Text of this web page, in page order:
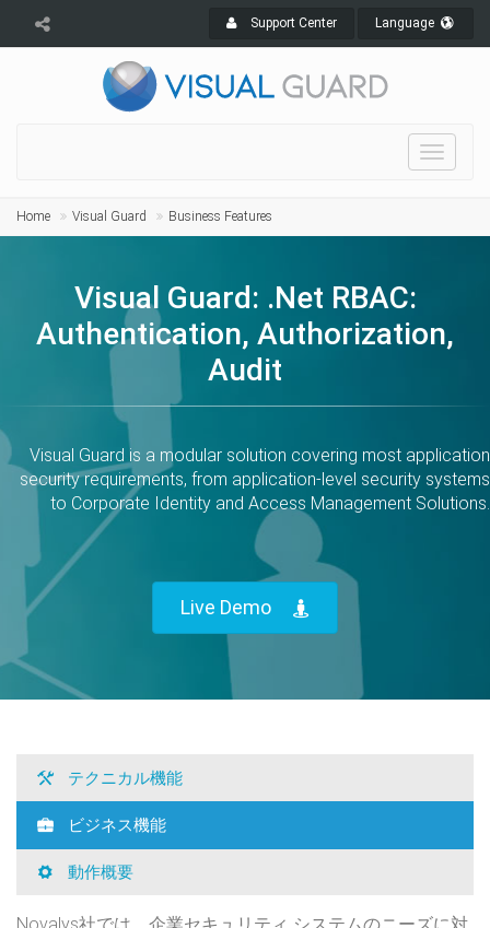
Support Center Language
Toggle
Home Visual Guard Business Features
Visual Guard: .Net RBAC:
Authentication, Authorization,
Audit
Visual Guard is a modular solution covering most application
security requirements, from application-level security systems
to Corporate Identity and Access Management Solutions.
Live Demo
テクニカル機能
ビジネス機能
動作概要